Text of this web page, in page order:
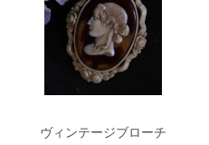
ヴィンテージブローチ